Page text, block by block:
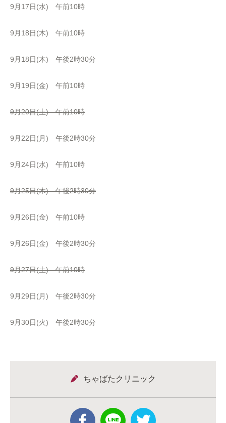
9月17日(水) 午前10時
9月18日(木) 午前10時
9月18日(木) 午後2時30分
9月19日(金) 午前10時
9月20日(土) 午前10時
9月22日(月) 午後2時30分
9月24日(水) 午前10時
9月25日(木) 午後2時30分
9月26日(金) 午前10時
9月26日(金) 午後2時30分
9月27日(土) 午前10時
9月29日(月) 午後2時30分
9月30日(火) 午後2時30分
ちゃばたクリニック